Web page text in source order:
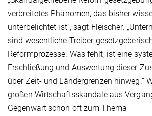
verbreitetes Phänomen, das bisher
unterbelichtet ist“, sagt Fleischer.
sind wesentliche Treiber
Reformprozesse. Was fehlt, ist eine
Erschließung und Auswertung dieser
über Zeit- und Ländergrenzen hinweg.“
großen Wirtschaftsskandale aus
Gegenwart schon oft zum Thema